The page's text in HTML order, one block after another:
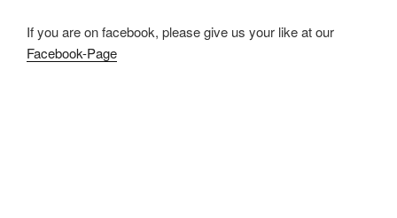
If you are on facebook, please give us your like at our
Facebook-Page